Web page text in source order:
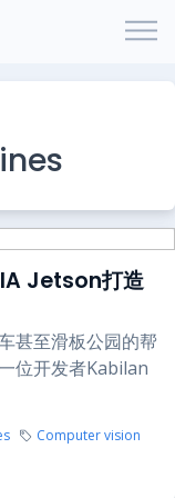
Jetson打造
甚至滑板公园的帮
位开发者Kabilan
Computer vision